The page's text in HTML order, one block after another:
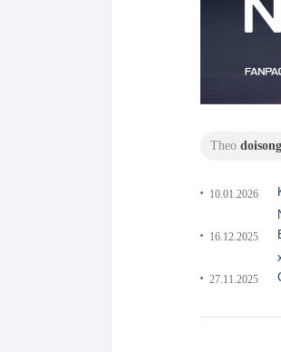
Theo
10.01.2026
16.12.2025
27.11.2025